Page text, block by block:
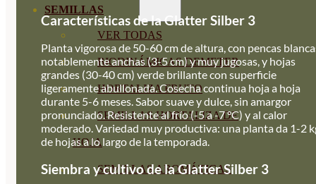
SEMILLAS
VER TODAS
BIODINÁMICAS DEMETER
HORTALIZA FRUTO
SEMILLAS HORTALIZA DE
HOJA
SEMILLAS AROMÁTICAS
Características de la Glatter Silber 3
Planta vigorosa de 50-60 cm de altura, con pencas
notablemente anchas (3-5 cm) y muy jugosas, y hojas
grandes (30-40 cm) verde brillante con superficie
ligeramente abullonada. Cosecha continua hoja a hoja
durante 5-6 meses. Sabor suave y dulce, sin amargor
pronunciado. Resistente al frío (-5 a -7 °C) y al calor
moderado. Variedad muy productiva: una planta da 1-2
de hojas a lo largo de la temporada.
Siembra y cultivo de la Glatter Silber 3